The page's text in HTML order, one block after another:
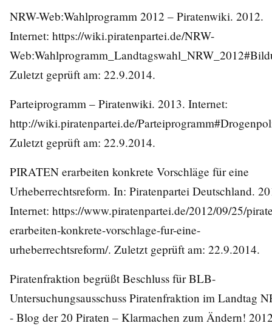
NRW-Web:Wahlprogramm 2012 – Piratenwiki. 2012.
Internet: https://wiki.piratenpartei.de/NRW-
Zuletzt geprüft am: 22.9.2014.
Parteiprogramm – Piratenwiki. 2013. Internet:
http://wiki.piratenpartei.de/
Zuletzt geprüft am: 22.9.2014.
PIRATEN erarbeiten konkrete Vorschläge für eine
Urheberrechtsreform. In: Piratenpartei Deutschland.
Internet: https://www.piratenpartei.de/2012/09/25/
erarbeiten-konkrete-vorschlage-fur-eine-
urheberrechtsreform/. Zuletzt geprüft am: 22.9.2014.
Piratenfraktion begrüßt Beschluss für BLB-
Untersuchungsausschuss Piratenfraktion im Landtag
- Blog der 20 Piraten – Klarmachen zum Ändern!